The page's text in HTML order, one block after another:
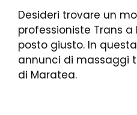
Desideri trovare un
professioniste Trans a
posto giusto. In
annunci di massaggi
di Maratea.